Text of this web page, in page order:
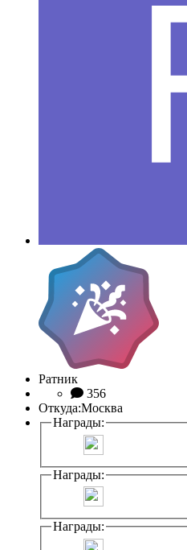
Ратник
356
Откуда:Москва
Награды:
Награды:
Награды: